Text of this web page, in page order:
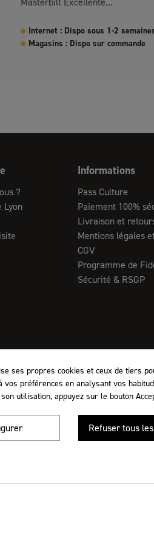
Internet : Dispo sous 1-2
Magasins : Dispo sur commande
?
Lyon
Informations
Pass Culture
Paiement 100%
Livraison et
Mentions légales
CGV
Programme de
Sécurité & RSGP
ses propres cookies et ceux de tiers
vos préférences en analysant vos
utilisation, appuyez sur le bouton
Refuser tous